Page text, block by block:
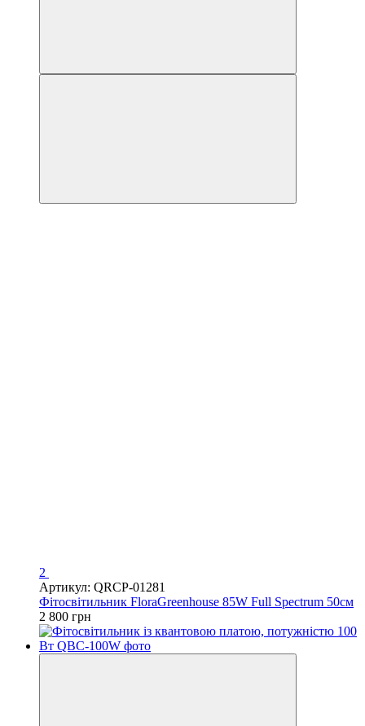
2
Артикул: QRCP-01281
Фітосвітильник FloraGreenhouse 85W Full Spectrum 50см
2 800 грн